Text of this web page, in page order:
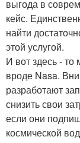
выгода в
кейс.
найти
этой услугой.
И вот здесь - то
вроде Nasa.
разработают
снизить свои
если они
космической